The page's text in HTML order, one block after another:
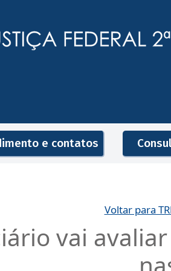
principal
e contatos
Voltar para
vai